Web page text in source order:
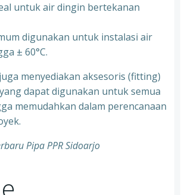
untuk air dingin bertekanan
digunakan untuk instalasi air
± 60°C.
menyediakan aksesoris (fitting)
dapat digunakan untuk semua
memudahkan dalam perencanaan
Pipa PPR Sidoarjo